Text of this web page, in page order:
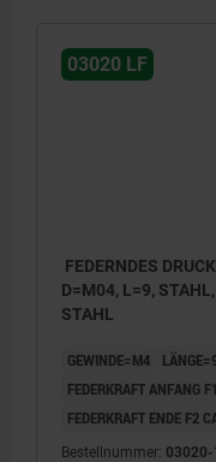
03020 LF
FEDERNDES
D=M04, L=9,
STAHL
GEWINDE=M4
FEDERKRAFT ANFANG
FEDERKRAFT ENDE F2
Bestellnummer: